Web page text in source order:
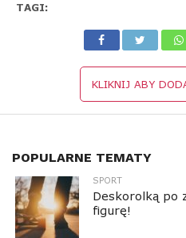
TAGI:
KLIKNIJ ABY
POPULARNE TEMATY
SPORT
Deskorolką po
figurę!